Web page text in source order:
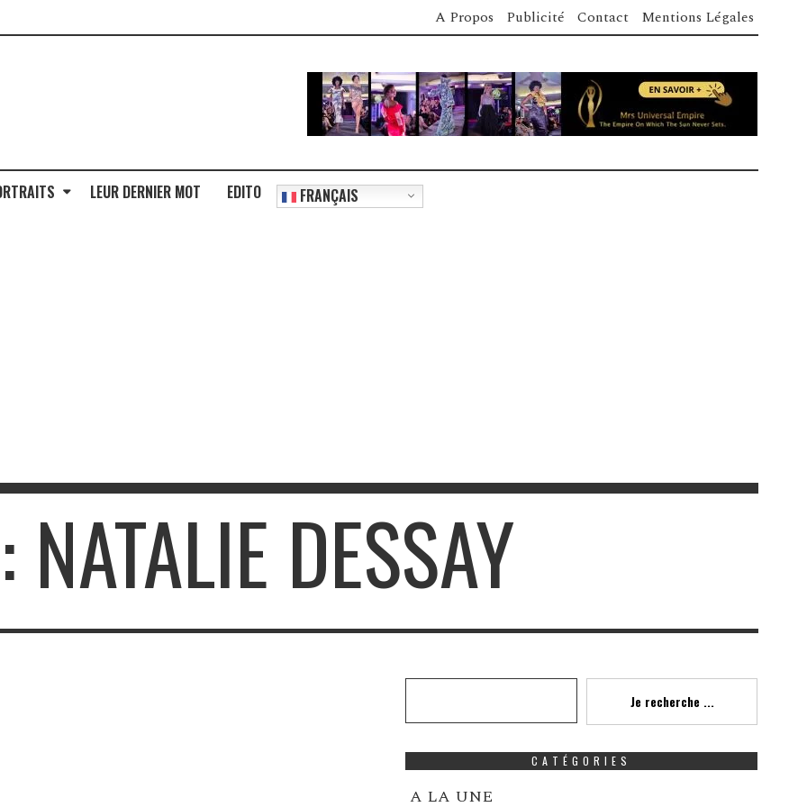
A Propos Publicité Contact Mentions Légales
LEUR DERNIER MOT EDITO FRANÇAIS
NATALIE DESSAY
Je recherche ...
CATÉGORIES
A LA UNE